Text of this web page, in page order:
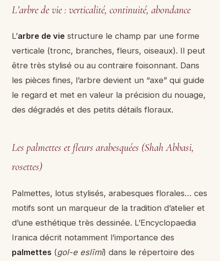
L’arbre de vie : verticalité, continuité, abondance
L’arbre de vie structure le champ par une forme
verticale (tronc, branches, fleurs, oiseaux). Il peut
être très stylisé ou au contraire foisonnant. Dans
les pièces fines, l’arbre devient un “axe” qui guide
le regard et met en valeur la précision du nouage,
des dégradés et des petits détails floraux.
Les palmettes et fleurs arabesquées (Shah Abbasi,
rosettes)
Palmettes, lotus stylisés, arabesques florales… ces
motifs sont un marqueur de la tradition d’atelier et
d’une esthétique très dessinée. L’Encyclopaedia
Iranica décrit notamment l’importance des
palmettes (gol-e eslīmī) dans le répertoire des